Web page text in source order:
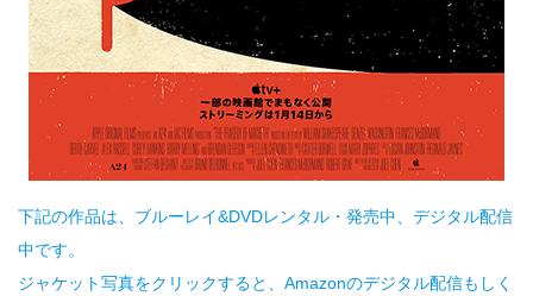
下記の作品は、ブルーレイ&DVDレンタル・発売中、デジタル配信
中です。
ジャケット写真をクリックすると、Amazonのデジタル配信もしく